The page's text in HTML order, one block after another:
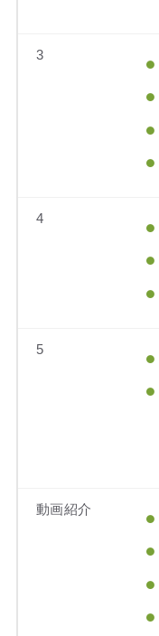
3
4
5
動画紹介